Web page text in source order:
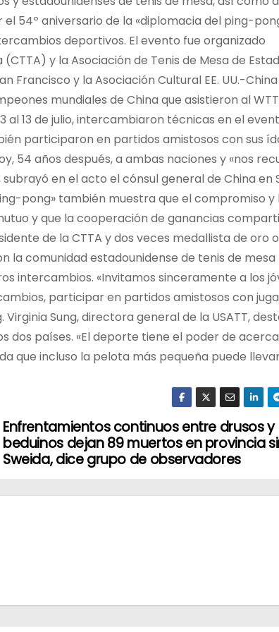
54º aniversario de la «diplomacia del ping-
deportivos. El evento fue organizado
y la Asociación de Tenis de Mesa de
Francisco y la Asociación Cultural EE. UU.-
mundiales de China que asistieron al
al 13 de julio, intercambiaron técnicas en el
participaron en partidos amistosos con sus
54 años después, a ambas naciones y «nos
en el acto el cónsul general de China en
pong» también muestra que el compromiso y
y que la cooperación de ganancias
de la CTTA y dos veces medallista de oro
la comunidad estadounidense de tenis de
intercambios. «Invitamos sinceramente a los
participar en partidos amistosos con
Sung, directora general de la USATT,
países. «El deporte tiene el poder de
que incluso la pelota más pequeña puede
Enfrentamientos continuos entre drusos y
beduinos dejan 89 muertos en provincia
Sweida, dice grupo de observadores